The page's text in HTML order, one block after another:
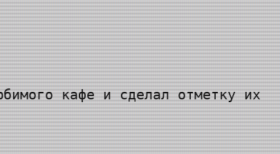
кафе и сделал отметку их